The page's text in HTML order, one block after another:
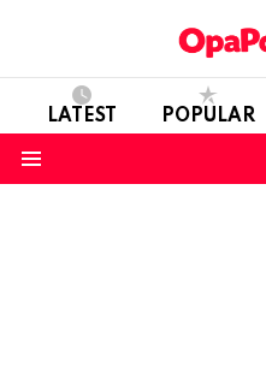
LATEST POPULAR